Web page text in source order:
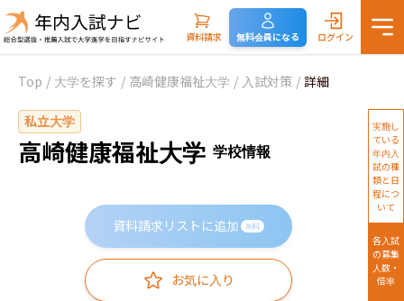
資料請求 無料会員になる ログイン
Top / 大学を探す / 高崎健康福祉大学 / 入試対策 / 詳細
私立大学
高崎健康福祉大学 学校情報
資料請求リストに追加 無料
お気に入り
実施し
ている
年内入
試の種
類と日
程につ
いて
各入試
の募集
人数・
倍率